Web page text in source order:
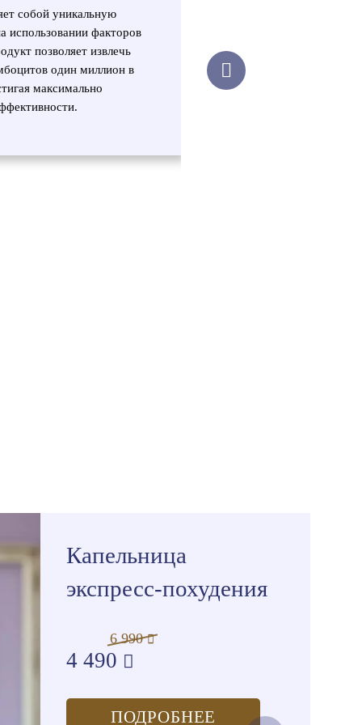
собой уникальную
использовании факторов
позволяет извлечь
один миллион в
максимально
Капельница
экспресс-похудения
6 990
4 490
ПОДРОБНЕЕ